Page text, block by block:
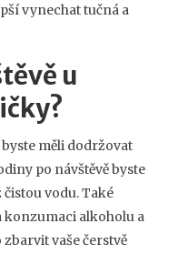
vynechat tučná a
u
měli dodržovat
po návštěvě byste
vodu. Také
konzumaci alkoholu a
vaše čerstvě